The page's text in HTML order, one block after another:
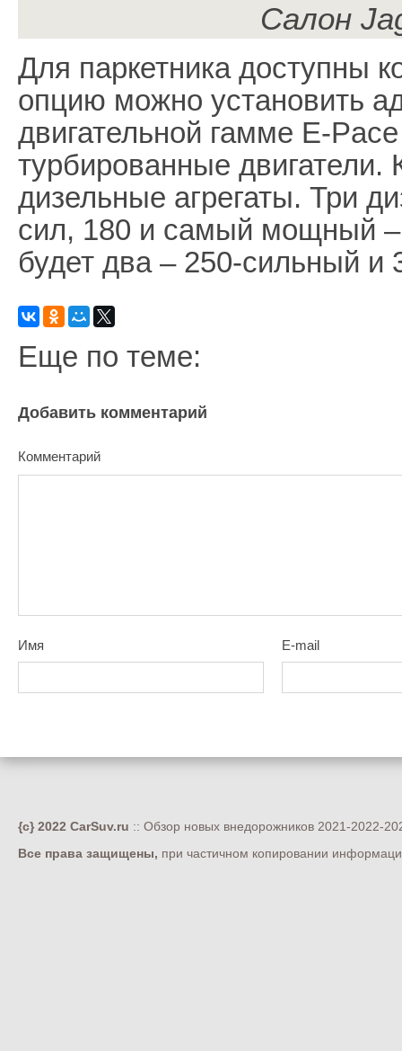
Салон
Для паркетника доступны
опцию можно установить
двигательной гамме E-
турбированные двигатели.
дизельные агрегаты. Три
сил, 180 и самый мощный
будет два – 250-сильный и
Еще по теме:
Добавить комментарий
Комментарий
Имя E-mail
{c} 2022 CarSuv.ru :: Обзор новых внедорожников 2021-2022-
Все права защищены, при частичном копировании